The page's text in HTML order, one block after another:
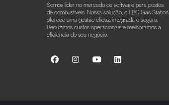
Somos líder no mercado de software para postos
de combustíveis. Nossa solução, o LBC Gas Station,
oferece uma gestão eficaz, integrada e segura.
Reduzimos custos operacionais e melhoramos a
eficiência do seu negócio.